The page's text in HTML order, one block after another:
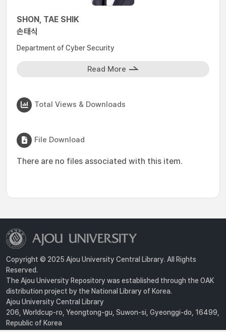
SHON, TAE SHIK
손태식
Department of Cyber Security
Read More
Total Views & Downloads
File Download
There are no files associated with this item.
Copyright © 2025 Ajou University Central Library. All Rights
Reserved.
The Ajou University Repository was established through the OAK
distribution project by the National Library of Korea.
Ajou University Central Library
206, Worldcup-ro, Yeongtong-gu, Suwon-si, Gyeonggi-do, 16499,
Republic of Korea